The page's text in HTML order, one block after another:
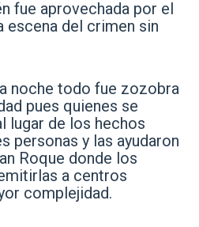
fue aprovechada por el
escena del crimen sin
noche todo fue zozobra
pues quienes se
lugar de los hechos
personas y las ayudaron
Roque donde los
a centros
complejidad.